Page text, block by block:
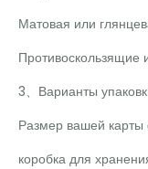
Матовая или
Противоскользящие
3、Варианты
Размер вашей карты
коробка для